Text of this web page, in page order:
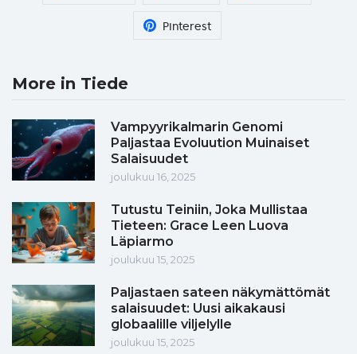
Pinterest
More in Tiede
Vampyyrikalmarin Genomi
Paljastaa Evoluution Muinaiset
Salaisuudet
joulukuu 16, 2025
Tutustu Teiniin, Joka Mullistaa
Tieteen: Grace Leen Luova
Läpiarmo
joulukuu 15, 2025
Paljastaen sateen näkymättömät
salaisuudet: Uusi aikakausi
globaalille viljelylle
joulukuu 15, 2025